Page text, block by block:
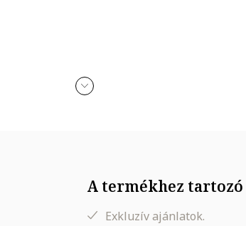
A termékhez
Exkluzív ajánlatok.